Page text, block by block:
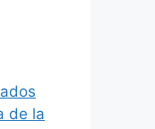
de la